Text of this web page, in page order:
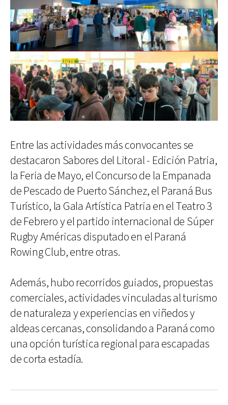
Entre las actividades más convocantes se
destacaron Sabores del Litoral - Edición Patria,
la Feria de Mayo, el Concurso de la Empanada
de Pescado de Puerto Sánchez, el Paraná Bus
Turístico, la Gala Artística Patria en el Teatro 3
de Febrero y el partido internacional de Súper
Rugby Américas disputado en el Paraná
Rowing Club, entre otras.
Además, hubo recorridos guiados, propuestas
comerciales, actividades vinculadas al turismo
de naturaleza y experiencias en viñedos y
aldeas cercanas, consolidando a Paraná como
una opción turística regional para escapadas
de corta estadía.